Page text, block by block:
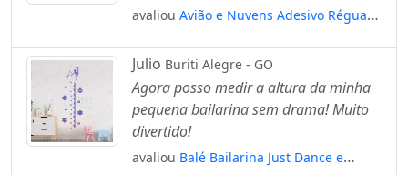
avaliou Avião e Nuvens Adesivo Régua
Altura para Quarto, Porta e Parede
Mod:295
Julio Buriti Alegre - GO
Agora posso medir a altura da minha
pequena bailarina sem drama! Muito
divertido!
avaliou Balé Bailarina Just Dance e